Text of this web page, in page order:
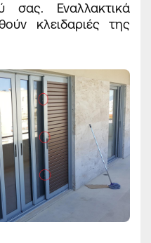
σας. Εναλλακτικά
κλειδαριές της